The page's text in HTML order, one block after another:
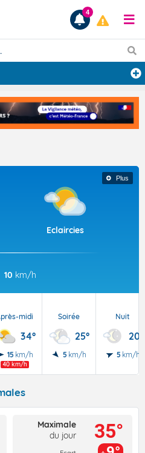
4
Plus
Eclaircies
10 km/h
midi
34°
15 km/h
40 km/h
Soirée
25°
5 km/h
Nuit
20°
5 km/h
Maximale
du jour
35°